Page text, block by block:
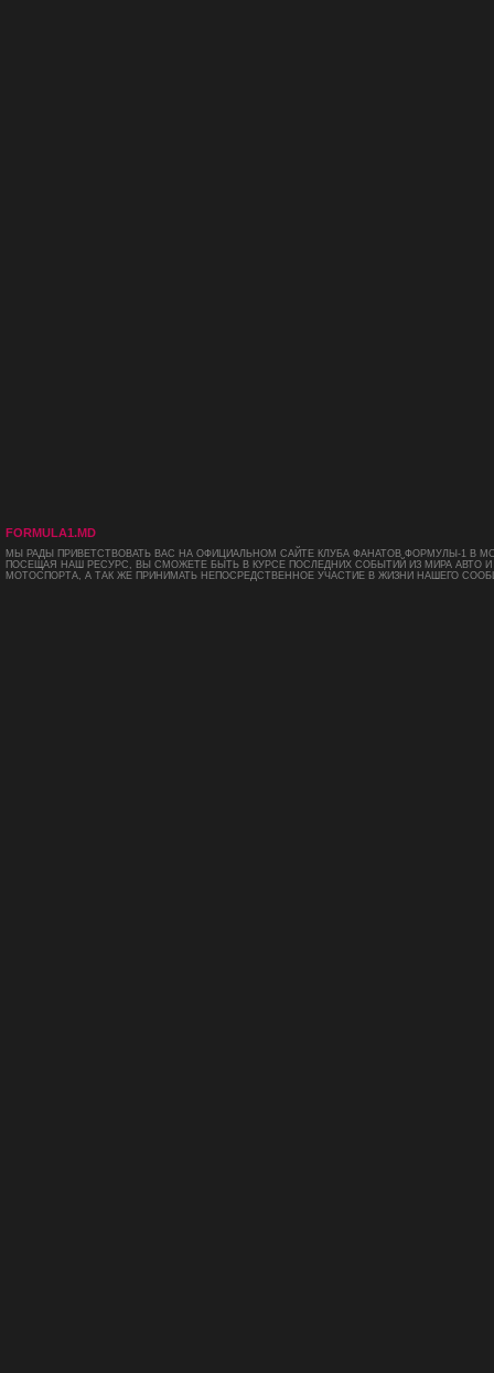
FORMULA1.MD
МЫ РАДЫ ПРИВЕТСТВОВАТЬ ВАС НА ОФИЦИАЛЬНОМ САЙТЕ КЛУБА ФАНАТОВ ФОРМУЛЫ-1 В
ПОСЕЩАЯ НАШ РЕСУРС, ВЫ СМОЖЕТЕ БЫТЬ В КУРСЕ ПОСЛЕДНИХ СОБЫТИЙ ИЗ МИРА АВТО И
МОТОСПОРТА, А ТАК ЖЕ ПРИНИМАТЬ НЕПОСРЕДСТВЕННОЕ УЧАСТИЕ В ЖИЗНИ НАШЕГО